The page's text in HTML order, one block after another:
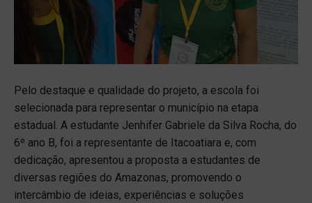
Pelo destaque e qualidade do projeto, a escola foi
selecionada para representar o município na etapa
estadual. A estudante Jenhifer Gabriele da Silva Rocha, do
6º ano B, foi a representante de Itacoatiara e, com
dedicação, apresentou a proposta a estudantes de
diversas regiões do Amazonas, promovendo o
intercâmbio de ideias, experiências e soluções